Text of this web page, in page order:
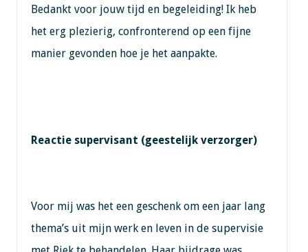
Bedankt voor jouw tijd en begeleiding! Ik heb
het erg plezierig, confronterend op een fijne
manier gevonden hoe je het aanpakte.
Reactie supervisant (geestelijk verzorger)
Voor mij was het een geschenk om een jaar lang
thema’s uit mijn werk en leven in de supervisie